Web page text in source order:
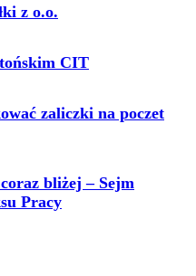
z o.o.
CIT
zaliczki na poczet
bliżej – Sejm
Pracy